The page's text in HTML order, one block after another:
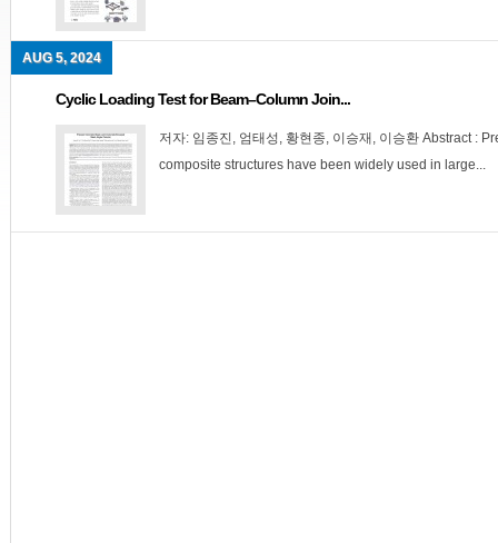
AUG 5, 2024
Cyclic Loading Test for Beam–Column Join...
저자: 임종진, 엄태성, 황현종, 이승재, 이승환 Abstract :
composite structures have been widely used in large...